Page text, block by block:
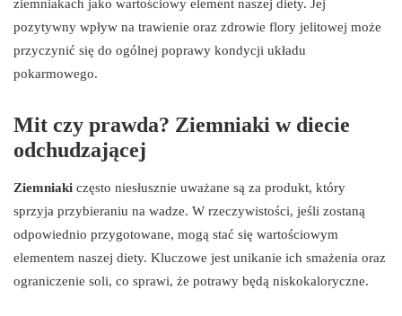
ziemniakach jako wartościowy element naszej diety. Jej
pozytywny wpływ na trawienie oraz zdrowie flory jelitowej może
przyczynić się do ogólnej poprawy kondycji układu
pokarmowego.
Mit czy prawda? Ziemniaki w diecie
odchudzającej
Ziemniaki często niesłusznie uważane są za produkt, który
sprzyja przybieraniu na wadze. W rzeczywistości, jeśli zostaną
odpowiednio przygotowane, mogą stać się wartościowym
elementem naszej diety. Kluczowe jest unikanie ich smażenia oraz
ograniczenie soli, co sprawi, że potrawy będą niskokaloryczne.